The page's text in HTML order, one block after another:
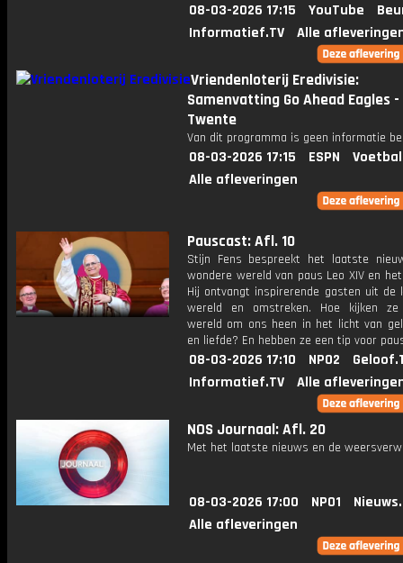
08-03-2026 17:15 YouTube
Informatief.TV
Alle
Vriendenloterij Eredivisie:
Samenvatting Go Ahead Eagles -
Twente
Van dit programma is geen informatie
08-03-2026 17:15 ESPN
Alle afleveringen
Pauscast: Afl. 10
Stijn Fens bespreekt het laatste
wondere wereld van paus Leo XIV en
Hij ontvangt inspirerende gasten uit de
wereld en omstreken. Hoe kijken
wereld om ons heen in het licht van
en liefde? En hebben ze een tip voor
08-03-2026 17:10 NPO2
Informatief.TV
Alle
NOS Journaal: Afl. 20
Met het laatste nieuws en de
08-03-2026 17:00 NPO1
Alle afleveringen